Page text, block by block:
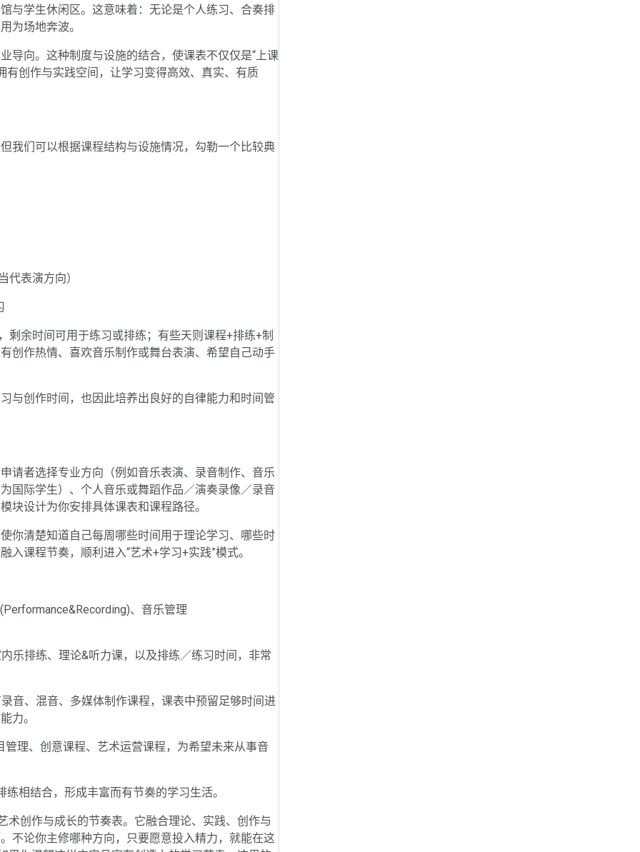
与学生休闲区。这意味着：无论是个人练习、合奏排
为场地奔波。
向。这种制度与设施的结合，使课表不仅仅是“上课
创作与实践空间，让学习变得高效、真实、有质
们可以根据课程结构与设施情况，勾勒一个比较典
表演方向）
时间可用于练习或排练；有些天则课程+排练+制
创作热情、喜欢音乐制作或舞台表演、希望自己动手
创作时间，也因此培养出良好的自律能力和时间管
者选择专业方向（例如音乐表演、录音制作、音乐
国际学生）、个人音乐或舞蹈作品／演奏录像／录音
块设计为你安排具体课表和课程路径。
清楚知道自己每周哪些时间用于理论学习、哪些时
课程节奏，顺利进入“艺术+学习+实践”模式。
、音乐管理
排练、理论&听力课，以及排练／练习时间，非常
、混音、多媒体制作课程，课表中预留足够时间进
力。
、创意课程、艺术运营课程，为希望未来从事音
结合，形成丰富而有节奏的学习生活。
创作与成长的节奏表。它融合理论、实践、创作与
不论你主修哪种方向，只要愿意投入精力，就能在这